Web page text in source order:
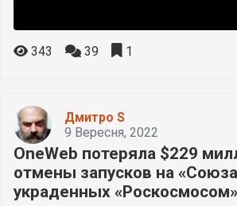
343 39 1
Дмитро S
9 Вересня, 2022
OneWeb потеряла $229
отмены запусков на
украденных